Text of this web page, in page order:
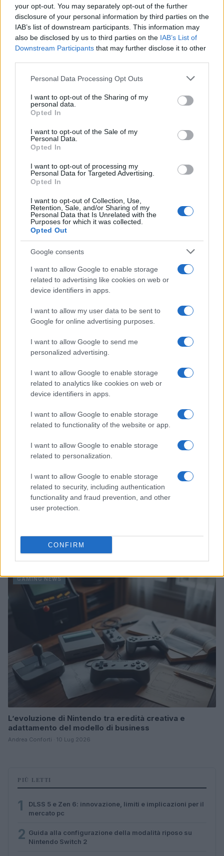
your opt-out. You may separately opt-out of the further
disclosure of your personal information by third parties on the
IAB’s list of downstream participants. This information may
also be disclosed by us to third parties on the IAB’s List of
Downstream Participants that may further disclose it to other
Please note that this website/app uses one or more Google
not limited to your visit or usage behaviour. You may click to
grant or deny consent to Google and its third-party tags to
use your data for below specified purposes in below Google
consent section.
Personal Data Processing Opt Outs
I want to opt-out of the Sharing of my
personal data.
Opted In
I want to opt-out of the Sale of my
Personal Data.
Opted In
I want to opt-out of processing my
Personal Data for Targeted Advertising.
Opted In
I want to opt-out of Collection, Use,
Retention, Sale, and/or Sharing of my
Personal Data that Is Unrelated with the
Purposes for which it was collected.
Opted Out
Google consents
I want to allow Google to enable storage
related to advertising like cookies on web or
device identifiers in apps.
I want to allow my user data to be sent to
Google for online advertising purposes.
I want to allow Google to send me
personalized advertising.
I want to allow Google to enable storage
related to analytics like cookies on web or
device identifiers in apps.
I want to allow Google to enable storage
related to functionality of the website or app.
I want to allow Google to enable storage
related to personalization.
I want to allow Google to enable storage
related to security, including authentication
functionality and fraud prevention, and other
user protection.
CONFIRM
Continua a leggere
GAMING NEWS
William, Kate e i principini in Scozia per i giochi del
Francesca Lombardi · 2 Ago 2026
GAMING NEWS
Giochi del Mediterraneo Taranto 2026: scopri gli
impianti sportivi che stanno trasformando la città
GAMING NEWS
L’evoluzione di Nintendo tra eredità creativa e
adattamento del modello di business
Andrea Conforti · 10 Lug 2026
PIÙ LETTI
1
DLSS 5 e Zen 6: innovazione, limiti e implicazioni per il
mercato pc
2 Guida alla configurazione della modalità riposo su
Nintendo Switch 2